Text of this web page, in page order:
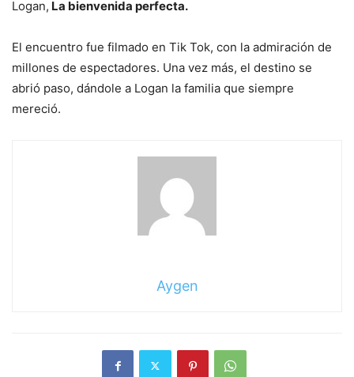
Logan, La bienvenida perfecta.
El encuentro fue filmado en Tik Tok, con la admiración de
millones de espectadores. Una vez más, el destino se
abrió paso, dándole a Logan la familia que siempre
mereció.
Aygen